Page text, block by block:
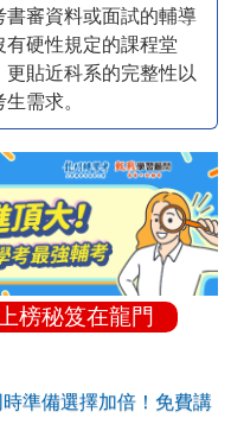
書審資料或面試的輔導
有硬性規定的課程堂
更貼近科系的完整性以
生需求。
榜秘笈在龍門
準備選擇加倍！免費講